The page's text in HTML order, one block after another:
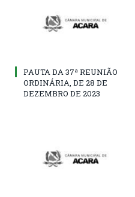
PAUTA DA 37ª REUNIÃO
ORDINÁRIA, DE 28 DE
DEZEMBRO DE 2023